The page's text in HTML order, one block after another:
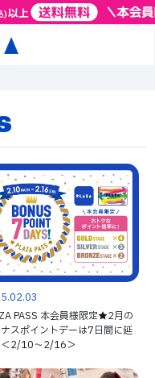
PASS 本会員様限定★2月の
スポイントデーは7日間に延
＜2/10～2/16＞